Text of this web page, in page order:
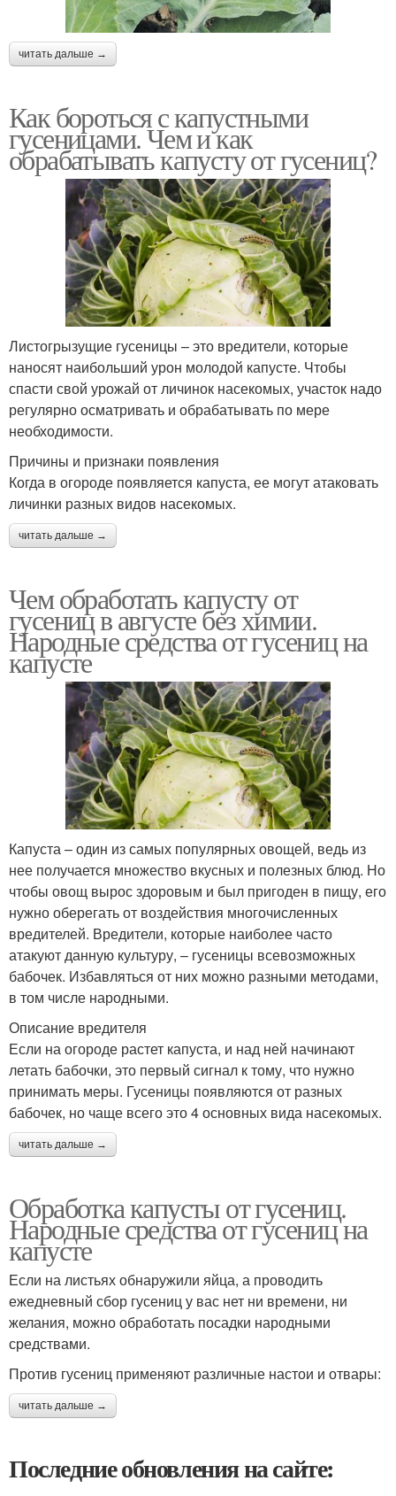
читать дальше →
Как бороться с капустными
гусеницами. Чем и как
обрабатывать капусту от гусениц?
Листогрызущие гусеницы – это вредители, которые
наносят наибольший урон молодой капусте. Чтобы
спасти свой урожай от личинок насекомых, участок надо
регулярно осматривать и обрабатывать по мере
необходимости.
Причины и признаки появления
Когда в огороде появляется капуста, ее могут атаковать
личинки разных видов насекомых.
читать дальше →
Чем обработать капусту от
гусениц в августе без химии.
Народные средства от гусениц на
капусте
Капуста – один из самых популярных овощей, ведь из
нее получается множество вкусных и полезных блюд. Но
чтобы овощ вырос здоровым и был пригоден в пищу, его
нужно оберегать от воздействия многочисленных
вредителей. Вредители, которые наиболее часто
атакуют данную культуру, – гусеницы всевозможных
бабочек. Избавляться от них можно разными методами,
в том числе народными.
Описание вредителя
Если на огороде растет капуста, и над ней начинают
летать бабочки, это первый сигнал к тому, что нужно
принимать меры. Гусеницы появляются от разных
бабочек, но чаще всего это 4 основных вида насекомых.
читать дальше →
Обработка капусты от гусениц.
Народные средства от гусениц на
капусте
Если на листьях обнаружили яйца, а проводить
ежедневный сбор гусениц у вас нет ни времени, ни
желания, можно обработать посадки народными
средствами.
Против гусениц применяют различные настои и отвары:
читать дальше →
Последние обновления на сайте: